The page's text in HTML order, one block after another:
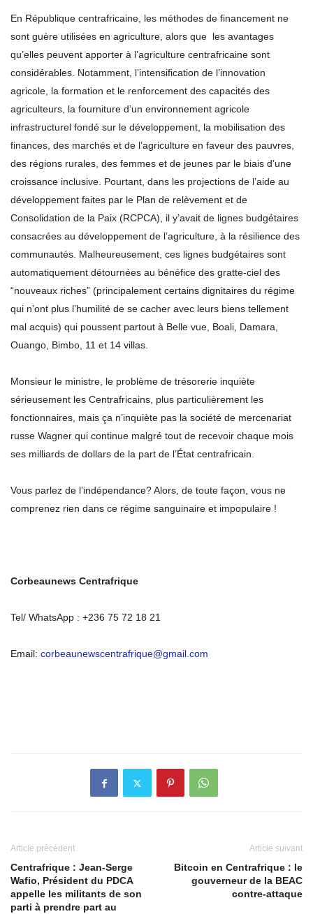
En République centrafricaine, les méthodes de financement ne
sont guère utilisées en agriculture, alors que les avantages
qu’elles peuvent apporter à l’agriculture centrafricaine sont
considérables. Notamment, l’intensification de l’innovation
agricole, la formation et le renforcement des capacités des
agriculteurs, la fourniture d’un environnement agricole
infrastructurel fondé sur le développement, la mobilisation des
finances, des marchés et de l’agriculture en faveur des pauvres,
des régions rurales, des femmes et de jeunes par le biais d’une
croissance inclusive. Pourtant, dans les projections de l’aide au
développement faites par le Plan de relèvement et de
Consolidation de la Paix (RCPCA), il y’avait de lignes budgétaires
consacrées au développement de l’agriculture, à la résilience des
communautés. Malheureusement, ces lignes budgétaires sont
automatiquement détournées au bénéfice des gratte-ciel des
“nouveaux riches” (principalement certains dignitaires du régime
qui n’ont plus l’humilité de se cacher avec leurs biens tellement
mal acquis) qui poussent partout à Belle vue, Boali, Damara,
Ouango, Bimbo, 11 et 14 villas.
Monsieur le ministre, le problème de trésorerie inquiète
sérieusement les Centrafricains, plus particulièrement les
fonctionnaires, mais ça n’inquiète pas la société de mercenariat
russe Wagner qui continue malgré tout de recevoir chaque mois
ses milliards de dollars de la part de l’État centrafricain.
Vous parlez de l’indépendance? Alors, de toute façon, vous ne
comprenez rien dans ce régime sanguinaire et impopulaire !
Corbeaunews Centrafrique
Tel/ WhatsApp : +236 75 72 18 21
Email: corbeaunewscentrafrique@gmail.com
Article précédent
Centrafrique : Jean-Serge
Wafio, Président du PDCA
appelle les militants de son
parti à prendre part au
Article suivant
Bitcoin en Centrafrique : le
gouverneur de la BEAC
contre-attaque